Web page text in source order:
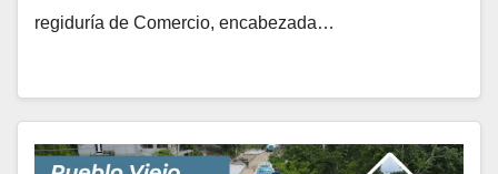
regiduría de Comercio, encabezada…